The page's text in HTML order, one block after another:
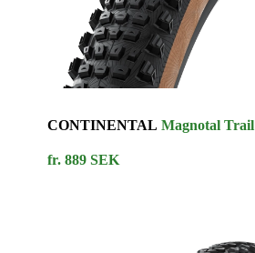
CONTINENTALMagnotal Trail
fr. 889 SEK